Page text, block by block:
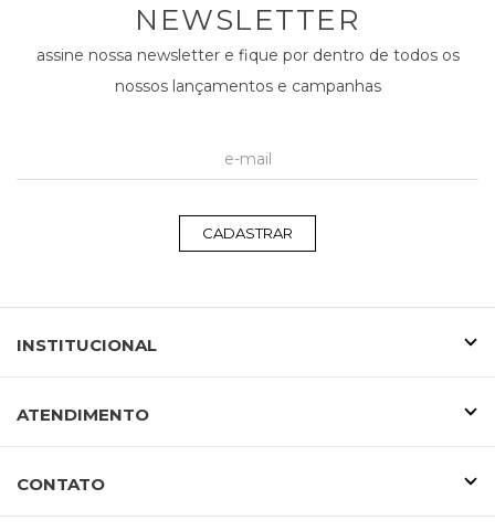
NEWSLETTER
assine nossa newsletter e fique por dentro de todos os
nossos lançamentos e campanhas
CADASTRAR
INSTITUCIONAL
ATENDIMENTO
CONTATO